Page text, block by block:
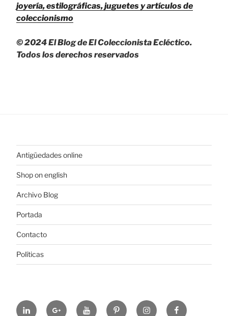
joyería, estilográficas, juguetes y artículos de
coleccionismo
© 2024 El Blog de El Coleccionista Ecléctico.
Todos los derechos reservados
Antigüedades online
Shop on english
Archivo Blog
Portada
Contacto
Políticas
https://www.linkedin.com/in/%C3%B3scar-
https://plus.google.com/u/0/
https://www.youtube.com/channel/
https://es.pinterest.com/
https://
https://